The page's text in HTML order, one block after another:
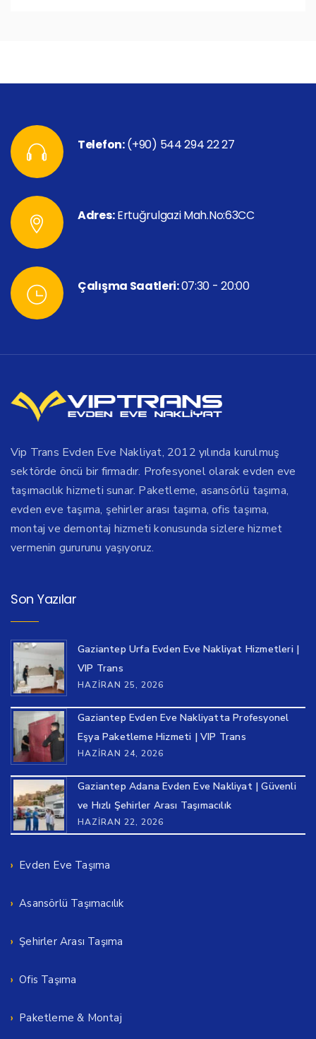
Telefon:(+90) 544 294 22 27
Adres:Ertuğrulgazi Mah.No:63CC
Çalışma Saatleri:07:30 - 20:00
Vip Trans Evden Eve Nakliyat, 2012 yılında kurulmuş
sektörde öncü bir firmadır. Profesyonel olarak evden eve
taşımacılık hizmeti sunar. Paketleme, asansörlü taşıma,
evden eve taşıma, şehirler arası taşıma, ofis taşıma,
montaj ve demontaj hizmeti konusunda sizlere hizmet
vermenin gururunu yaşıyoruz.
Son Yazılar
Gaziantep Urfa Evden Eve Nakliyat Hizmetleri |
VIP Trans
HAZIRAN 25, 2026
Gaziantep Evden Eve Nakliyatta Profesyonel
Eşya Paketleme Hizmeti | VIP Trans
HAZIRAN 24, 2026
Gaziantep Adana Evden Eve Nakliyat | Güvenli
ve Hızlı Şehirler Arası Taşımacılık
HAZIRAN 22, 2026
Evden Eve Taşıma
Asansörlü Taşımacılık
Şehirler Arası Taşıma
Ofis Taşıma
Paketleme & Montaj